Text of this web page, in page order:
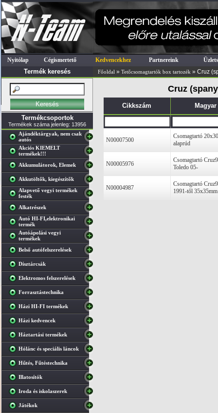
Nyitólap Cégismertető Kedvencekhez Partnereink
Termék keresés Főoldal » Tetőcsomagtartók box tartozék » Cruz
Termékcsoportok
Termékek száma jelenleg: 13956
Ajándéktárgyak, nem csak
autós
Akciós KIEMELT
termékek!!!
Akkumulátorok, Elemek
Akkutöltők, kiegészítők
Alapvető vegyi termékek
festék
Alkatrészek
Autó HI-FI,elektronikai
termék
Autóápolási vegyi
termékek
Belső autófelszerelések
Dísztárcsák
Elektromos felszerelések
Forrasztástechnika
Házi HI-FI termékek
Házi kedvencek
Háztartási termékek
Hólánc és speciális láncok
Hűtés, Fűtéstechnika
Illatosítók
Iroda és iskolaszerek
Játékok
Cruz
Cikkszám
N00007500
Csomagtartó
alaprúd
N00005976
Csomagtartó
Toledo 05-
N00004987
Csomagtartó
1991-től 35x35mm